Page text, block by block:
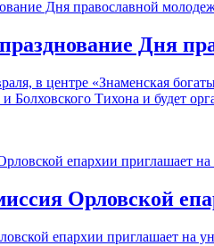
Дня
в центре «Знаменская
Болховского Тихона и будет
Орловской
епархии приглашает на